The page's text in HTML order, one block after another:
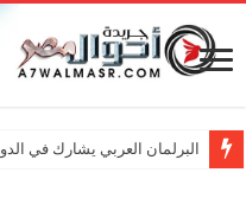
البرلمان العربي يشارك في